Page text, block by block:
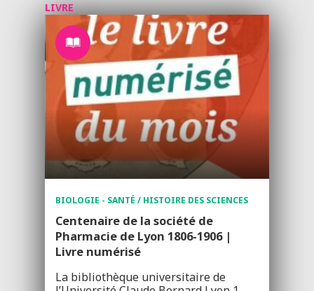
LIVRE
BIOLOGIE - SANTÉ / HISTOIRE DES SCIENCES
Centenaire de la société de
Pharmacie de Lyon 1806-1906 |
Livre numérisé
La bibliothèque universitaire de